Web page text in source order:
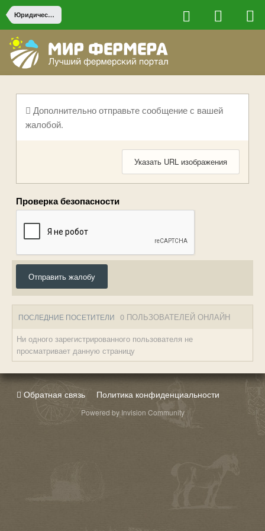
Юридические вопросы
Дополнительно отправьте сообщение с вашей
жалобой.
Указать URL изображения
Проверка безопасности
Отправить жалобу
ПОСЛЕДНИЕ ПОСЕТИТЕЛИ 0 ПОЛЬЗОВАТЕЛЕЙ ОНЛАЙН
Ни одного зарегистрированного пользователя не
просматривает данную страницу
Обратная связь Политика конфиденциальности
Powered by Invision Community